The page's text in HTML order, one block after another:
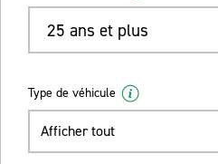
25 ans et plus
Type de véhicule
Afficher tout